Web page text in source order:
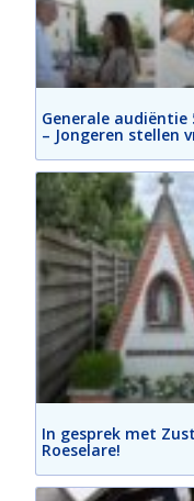
Generale audiëntie
– Jongeren stellen
In gesprek met
Roeselare!